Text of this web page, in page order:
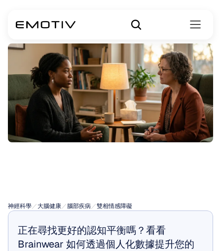
神經科學／大腦健康／腦部疾病／雙相情感障礙
正在尋找更好的認知平衡嗎？看看
Brainwear 如何透過個人化數據提升您的